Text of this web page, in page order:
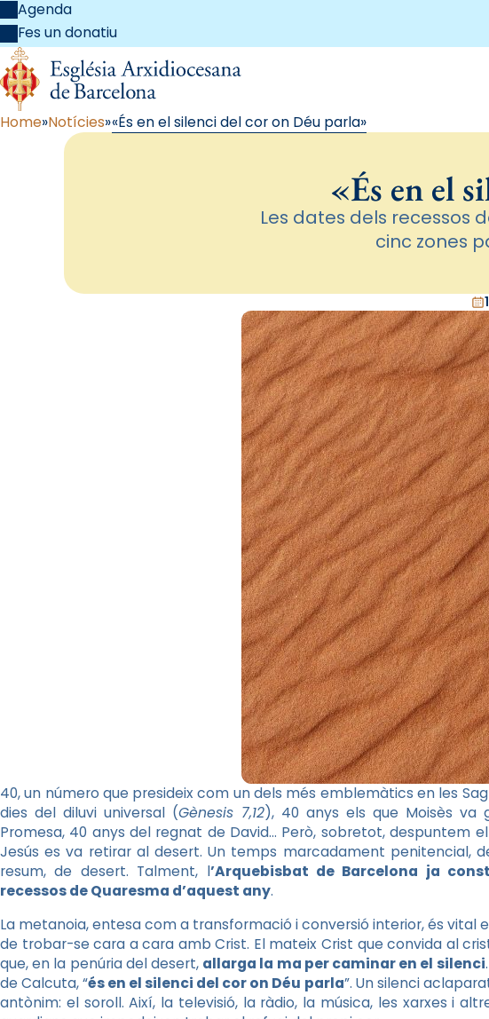
Agenda
Fes un donatiu
Home Notícies «És en el silenci del cor on Déu parla»
«És en el
Les dates dels recessos
cinc zones
40, un número que presideix com un dels més emblemàtics en les
dies del diluvi universal (Gènesis 7,12), 40 anys els que Moisès va
Promesa, 40 anys del regnat de David… Però, sobretot, despuntem
Jesús es va retirar al desert. Un temps marcadament penitencial,
resum, de desert. Talment, l’Arquebisbat de Barcelona ja
recessos de Quaresma d’aquest any.
La metanoia, entesa com a transformació i conversió interior, és vital
de trobar-se cara a cara amb Crist. El mateix Crist que convida al
que, en la penúria del desert, allarga la ma per caminar en el silenci
de Calcuta, “és en el silenci del cor on Déu parla”. Un silenci
antònim: el soroll. Així, la televisió, la ràdio, la música, les xarxes i